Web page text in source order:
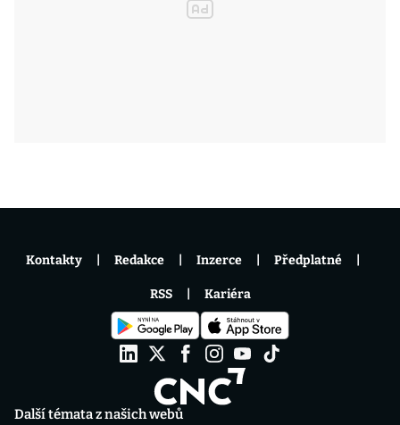
Další témata z našich webů
Kontakty Redakce Inzerce Předplatné
RSS Kariéra